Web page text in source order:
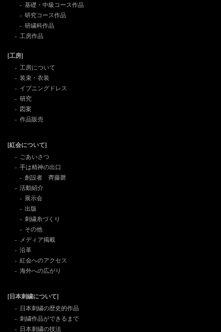
基礎・中級コース作品
研究コース作品
研繍科作品
工房作品
[工房]
工房について
装束・衣装
イブニングドレス
研究
図案
作品販売
[紅会について]
ごあいさつ
手は精神の出口
創設者 齊藤磬
活動紹介
展示会
出版
刺繍糸づくり
その他
メディア掲載
沿革
紅会へのアクセス
海外への広がり
[日本刺繍について]
日本刺繍の歴史的作品
刺繍作品ができるまで
日本刺繍の技法